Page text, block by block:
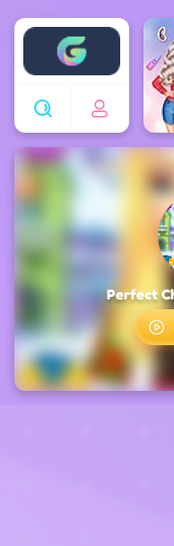
Enjoy4fun
Perfect